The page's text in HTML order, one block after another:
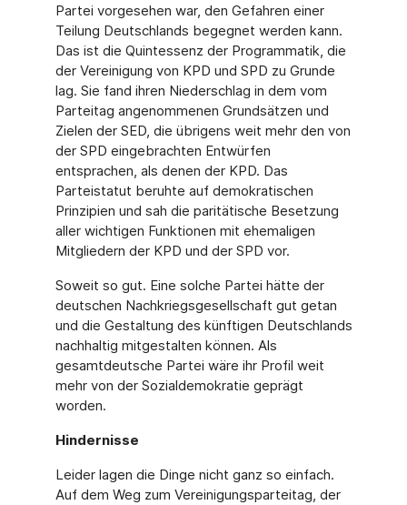
Partei vorgesehen war, den Gefahren einer
Teilung Deutschlands begegnet werden kann.
Das ist die Quintessenz der Programmatik, die
der Vereinigung von KPD und SPD zu Grunde
lag. Sie fand ihren Niederschlag in dem vom
Parteitag angenommenen Grundsätzen und
Zielen der SED, die übrigens weit mehr den von
der SPD eingebrachten Entwürfen
entsprachen, als denen der KPD. Das
Parteistatut beruhte auf demokratischen
Prinzipien und sah die paritätische Besetzung
aller wichtigen Funktionen mit ehemaligen
Mitgliedern der KPD und der SPD vor.
Soweit so gut. Eine solche Partei hätte der
deutschen Nachkriegsgesellschaft gut getan
und die Gestaltung des künftigen Deutschlands
nachhaltig mitgestalten können. Als
gesamtdeutsche Partei wäre ihr Profil weit
mehr von der Sozialdemokratie geprägt
worden.
Hindernisse
Leider lagen die Dinge nicht ganz so einfach.
Auf dem Weg zum Vereinigungsparteitag, der